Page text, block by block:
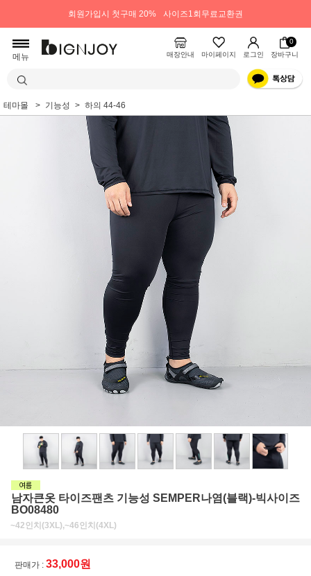
회원가입시 첫구매 20% 사이즈1회무료교환권
메뉴 매장안내 마이페이지 로그인
0
장바구니
테마몰 기능성 하의 44-46
남자큰옷 타이즈팬츠 기능성 SEMPER나염(블랙)-빅사이즈
BO08480
~42인치(3XL),~46인치(4XL)
판매가 : 33,000원